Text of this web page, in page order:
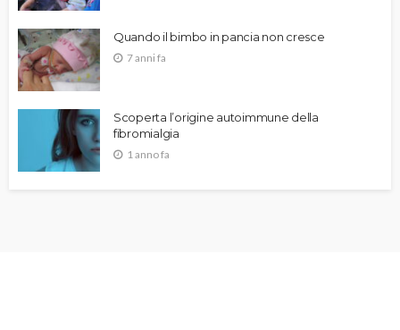
Quando il bimbo in pancia non cresce
7 anni fa
Scoperta l’origine autoimmune della
fibromialgia
1 anno fa